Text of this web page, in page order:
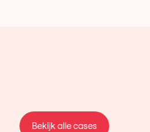
Bekijk alle cases